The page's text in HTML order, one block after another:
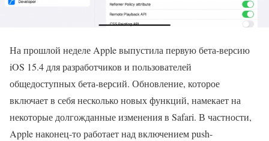
На прошлой неделе Apple выпустила первую бета-версию
iOS 15.4 для разработчиков и пользователей
общедоступных бета-версий. Обновление, которое
включает в себя несколько новых функций, намекает на
некоторые долгожданные изменения в Safari. В частности,
Apple наконец-то работает над включением push-